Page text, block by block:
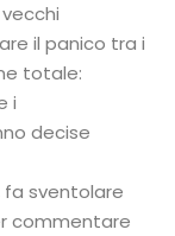
il panico tra i
totale:
i
decise
fa sventolare
commentare